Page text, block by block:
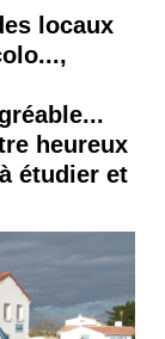
locaux
heureux
étudier et